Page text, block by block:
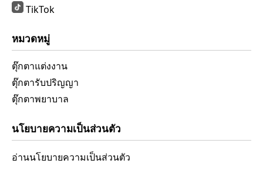
TikTok
หมวดหมู่
ตุ๊กตาแต่งงาน
ตุ๊กตารับปริญญา
ตุ๊กตาพยาบาล
นโยบายความเป็นส่วนตัว
อ่านนโยบายความเป็นส่วนตัว